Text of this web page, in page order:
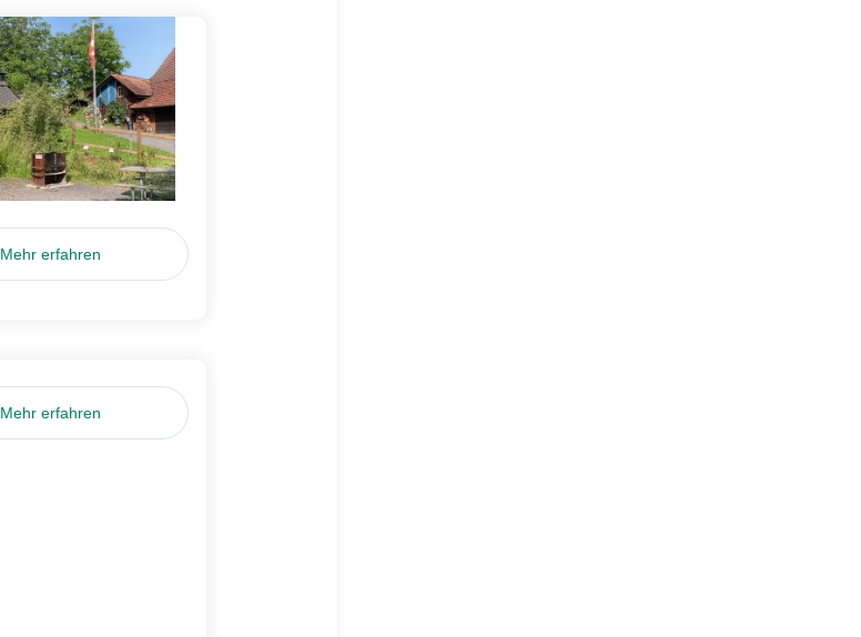
Mehr erfahren
Mehr erfahren